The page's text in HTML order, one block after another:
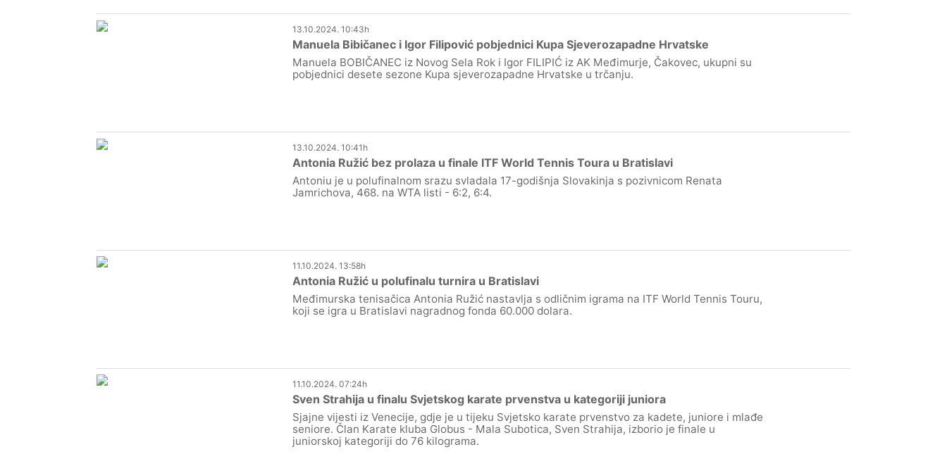
13.10.2024. 10:43h
Manuela Bibičanec i Igor Filipović pobjednici Kupa Sjeverozapadne Hrvatske
Manuela BOBIČANEC iz Novog Sela Rok i Igor FILIPIĆ iz AK Međimurje, Čakovec, ukupni su
pobjednici desete sezone Kupa sjeverozapadne Hrvatske u trčanju.
13.10.2024. 10:41h
Antonia Ružić bez prolaza u finale ITF World Tennis Toura u Bratislavi
Antoniu je u polufinalnom srazu svladala 17-godišnja Slovakinja s pozivnicom Renata
Jamrichova, 468. na WTA listi - 6:2, 6:4.
11.10.2024. 13:58h
Antonia Ružić u polufinalu turnira u Bratislavi
Međimurska tenisačica Antonia Ružić nastavlja s odličnim igrama na ITF World Tennis Touru,
koji se igra u Bratislavi nagradnog fonda 60.000 dolara.
11.10.2024. 07:24h
Sven Strahija u finalu Svjetskog karate prvenstva u kategoriji juniora
Sjajne vijesti iz Venecije, gdje je u tijeku Svjetsko karate prvenstvo za kadete, juniore i mlađe
seniore. Član Karate kluba Globus - Mala Subotica, Sven Strahija, izborio je finale u
juniorskoj kategoriji do 76 kilograma.